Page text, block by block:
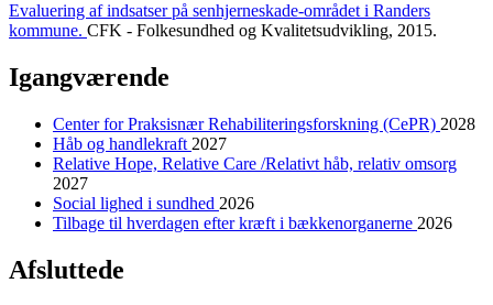
Evaluering af indsatser på senhjerneskade-området i Randers
kommune. CFK - Folkesundhed og Kvalitetsudvikling, 2015.
Igangværende
Center for Praksisnær Rehabiliteringsforskning (CePR) 2028
Håb og handlekraft 2027
Relative Hope, Relative Care /Relativt håb, relativ omsorg
2027
Social lighed i sundhed 2026
Tilbage til hverdagen efter kræft i bækkenorganerne 2026
Afsluttede